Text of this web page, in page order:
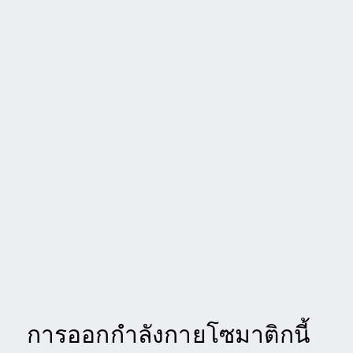
การออกกำลังกายโซมาติกนี้